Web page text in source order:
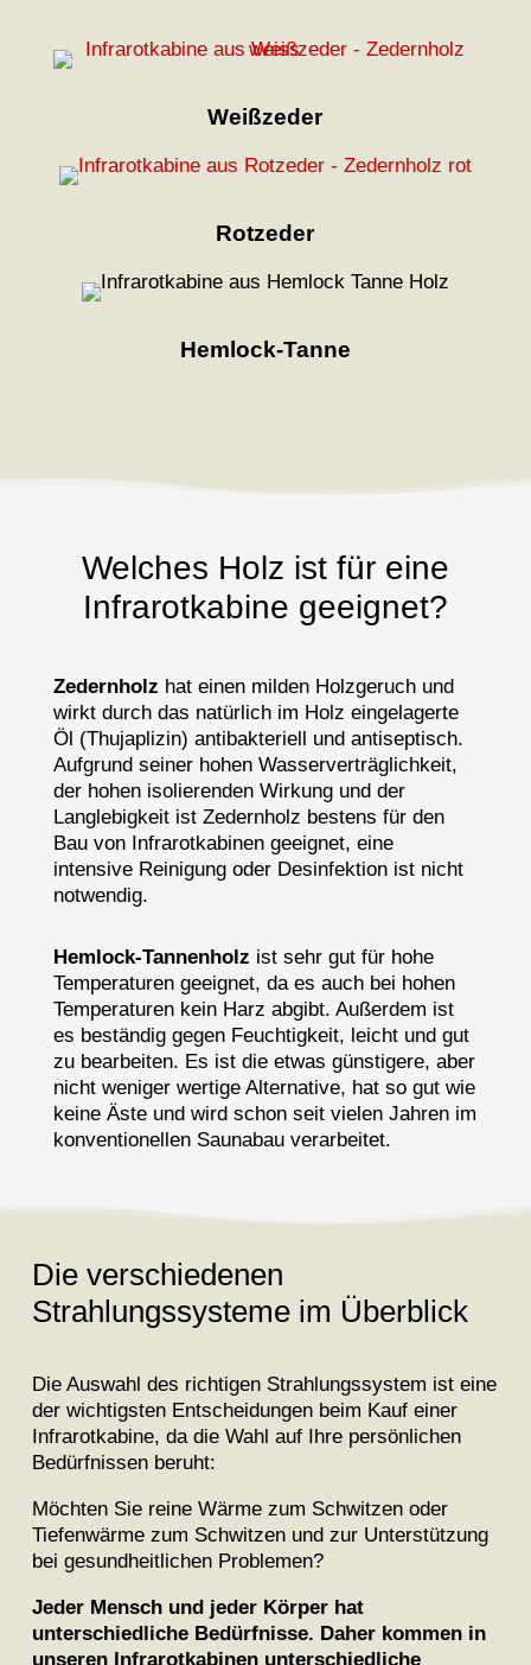
Weißzeder
Rotzeder
Hemlock-Tanne
Welches Holz ist für eine
Infrarotkabine geeignet?
Zedernholz hat einen milden Holzgeruch und
wirkt durch das natürlich im Holz eingelagerte
Öl (Thujaplizin) antibakteriell und antiseptisch.
Aufgrund seiner hohen Wasserverträglichkeit,
der hohen isolierenden Wirkung und der
Langlebigkeit ist Zedernholz bestens für den
Bau von Infrarotkabinen geeignet, eine
intensive Reinigung oder Desinfektion ist nicht
notwendig.
Hemlock-Tannenholz ist sehr gut für hohe
Temperaturen geeignet, da es auch bei hohen
Temperaturen kein Harz abgibt. Außerdem ist
es beständig gegen Feuchtigkeit, leicht und gut
zu bearbeiten. Es ist die etwas günstigere, aber
nicht weniger wertige Alternative, hat so gut wie
keine Äste und wird schon seit vielen Jahren im
konventionellen Saunabau verarbeitet.
Die verschiedenen
Strahlungssysteme im Überblick
Die Auswahl des richtigen Strahlungssystem ist eine
der wichtigsten Entscheidungen beim Kauf einer
Infrarotkabine, da die Wahl auf Ihre persönlichen
Bedürfnissen beruht:
Möchten Sie reine Wärme zum Schwitzen oder
Tiefenwärme zum Schwitzen und zur Unterstützung
bei gesundheitlichen Problemen?
Jeder Mensch und jeder Körper hat
unterschiedliche Bedürfnisse. Daher kommen in
unseren Infrarotkabinen unterschiedliche